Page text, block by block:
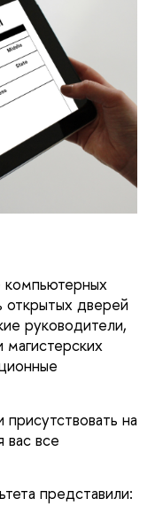
компьютерных
открытых дверей
руководители,
на
все
представили: